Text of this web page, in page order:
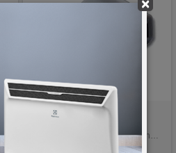
×
Transmedia
Samoljepljiva obujmica, širina 10mm, 1 komad.